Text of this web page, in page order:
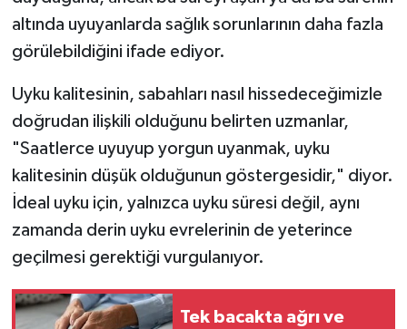
altında uyuyanlarda sağlık sorunlarının daha fazla
görülebildiğini ifade ediyor.
Uyku kalitesinin, sabahları nasıl hissedeceğimizle
doğrudan ilişkili olduğunu belirten uzmanlar,
"Saatlerce uyuyup yorgun uyanmak, uyku
kalitesinin düşük olduğunun göstergesidir," diyor.
İdeal uyku için, yalnızca uyku süresi değil, aynı
zamanda derin uyku evrelerinin de yeterince
geçilmesi gerektiği vurgulanıyor.
Tek bacakta ağrı ve